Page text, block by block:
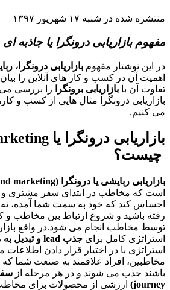
منتشره شده در شنبه ۱۷ شهریور ۱۳۹۷
مفهوم بازاریابی درونگرا یا جاذبه ای
در این نوشتار مفهوم بازاریابی درونگرا،
اهمیت آن در کسب و کار های آنلاین را
تفاوت آن با بازاریابی برونگرا
را بررسی می
بازاریابی درونگرا مثال هایی از کسب و
می کنیم.
بازاریابی درونگرا یا
چیست؟
بازاریابی ربایشی یا درونگرا (inbound marketing)
است که مخاطب در ابتدای سفر مشتری و
احساس کند که خود به سمت شما آمده، نه
رفته باشید و شروع ارتباط بین مخاطب و
توسط مخاطب انجام می شود.در واقع
استراتژی کامل برای جذب lead و تبدیل به مشتری
استراتژی با در اختیار قرار دادن
مخاطبین، افراد علاقمند به صنعت شما
باشند جذب می شوند و در هر مرحله از
journey)
ارزشی از محصولات برای